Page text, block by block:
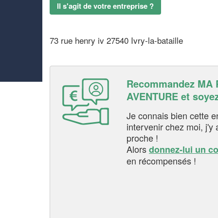
Il s'agit de votre entreprise ?
73 rue henry iv 27540 Ivry-la-bataille
Recommandez MA
AVENTURE et
Je connais bien cette
intervenir chez moi, j'y
proche !
Alorsdonnez-lui un
en récompensés !